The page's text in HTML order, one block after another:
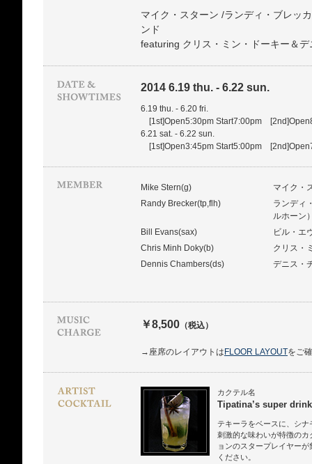
マイク・スターン /ランディ・ブレッ
ンド
featuring クリス・ミン・ドーキー＆
2014 6.19 thu. - 6.22 sun.
6.19 thu. - 6.20 fri.
[1st]Open5:30pm Start7:00pm
6.21 sat. - 6.22 sun.
[1st]Open3:45pm Start5:00pm
Mike Stern(g)
マイク・
Randy Brecker(tp,flh)
ランディ
ルホーン
Bill Evans(sax)
ビル・エ
Chris Minh Doky(b)
クリス・
Dennis Chambers(ds)
デニス・
￥8,500 （税込）
→座席のレイアウトは FLOOR LAYOUTをご
カクテル名
Tipatina’s super drink
テキーラをベースに、シ
刺激的な味わいが特徴の
ョンのスタープレイヤー
ください。